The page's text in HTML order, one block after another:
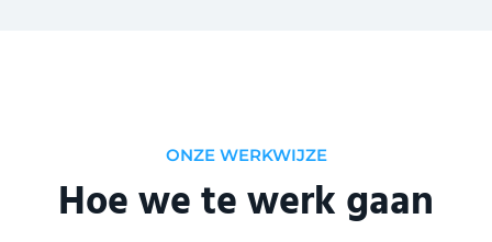
ONZE WERKWIJZE
Hoe we te werk gaan